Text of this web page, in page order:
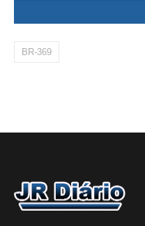
BR-369